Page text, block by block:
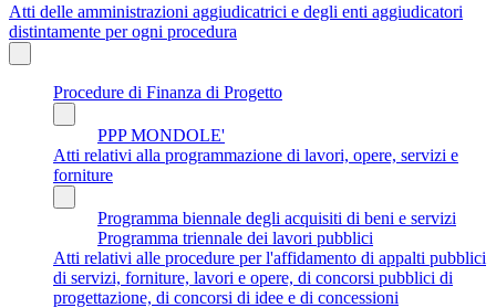
Atti delle amministrazioni aggiudicatrici e degli enti aggiudicatori
distintamente per ogni procedura
Procedure di Finanza di Progetto
PPP MONDOLE'
Atti relativi alla programmazione di lavori, opere, servizi e
forniture
Programma biennale degli acquisiti di beni e servizi
Programma triennale dei lavori pubblici
Atti relativi alle procedure per l'affidamento di appalti pubblici
di servizi, forniture, lavori e opere, di concorsi pubblici di
progettazione, di concorsi di idee e di concessioni